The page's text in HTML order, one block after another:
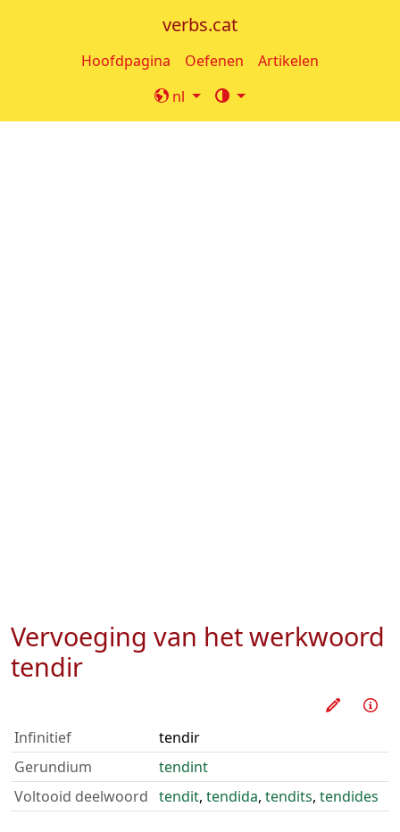
verbs.cat
Hoofdpagina Oefenen
Artikelen
nl
Vervoeging van het werkwoord
tendir
Oefen
Infinitief
tendir
Gerundium
tendint
Voltooid deelwoord tendit, tendida, tendits, tendides